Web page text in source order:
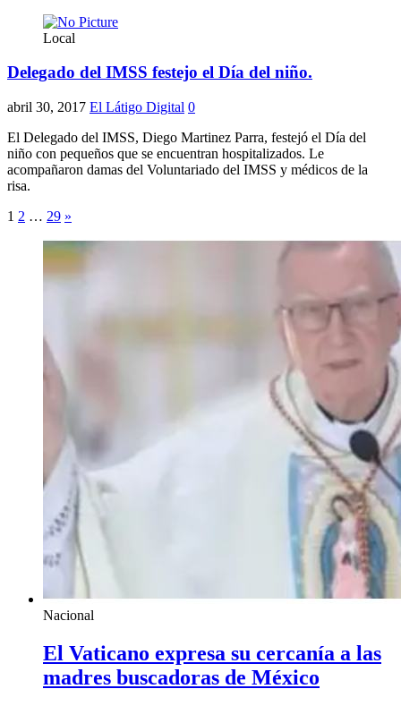
Local
Delegado del IMSS festejo el Día del niño.
abril 30, 2017 El Látigo Digital 0
El Delegado del IMSS, Diego Martinez Parra, festejó el Día del
niño con pequeños que se encuentran hospitalizados. Le
acompañaron damas del Voluntariado del IMSS y médicos de la
risa.
Paginación
entradas
1 2 … 29 »
Nacional
El Vaticano expresa su cercanía a las
madres buscadoras de México